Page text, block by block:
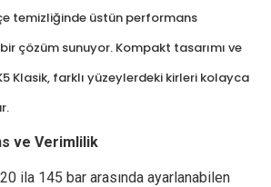
temizliğinde üstün performans
çözüm sunuyor. Kompakt tasarımı ve
Klasik, farklı yüzeylerdeki kirleri kolayca
ve Verimlilik
ila 145 bar arasında ayarlanabilen